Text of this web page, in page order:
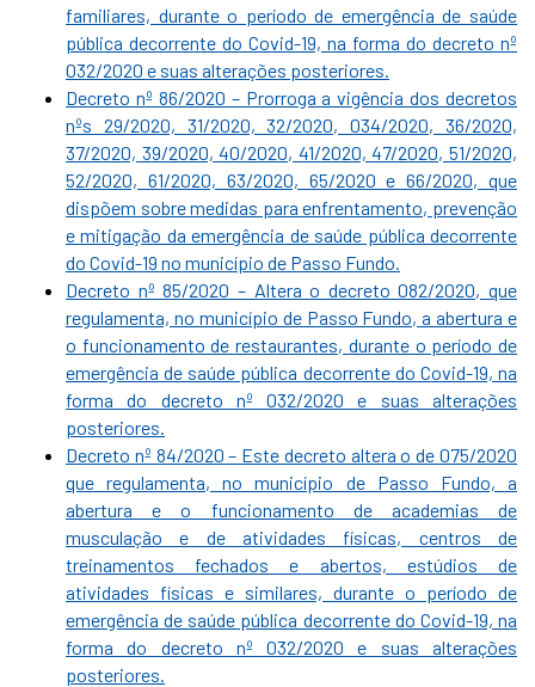
familiares, durante o período de emergência de saúde
pública decorrente do Covid-19, na forma do decreto nº
032/2020 e suas alterações posteriores.
Decreto nº 86/2020 – Prorroga a vigência dos decretos
nºs 29/2020, 31/2020, 32/2020, 034/2020, 36/2020,
37/2020, 39/2020, 40/2020, 41/2020, 47/2020, 51/2020,
52/2020, 61/2020, 63/2020, 65/2020 e 66/2020, que
dispõem sobre medidas para enfrentamento, prevenção
e mitigação da emergência de saúde pública decorrente
do Covid-19 no município de Passo Fundo.
Decreto nº 85/2020 – Altera o decreto 082/2020, que
regulamenta, no município de Passo Fundo, a abertura e
o funcionamento de restaurantes, durante o período de
emergência de saúde pública decorrente do Covid-19, na
forma do decreto nº 032/2020 e suas alterações
posteriores.
Decreto nº 84/2020 – Este decreto altera o de 075/2020
que regulamenta, no município de Passo Fundo, a
abertura e o funcionamento de academias de
musculação e de atividades físicas, centros de
treinamentos fechados e abertos, estúdios de
atividades físicas e similares, durante o período de
emergência de saúde pública decorrente do Covid-19, na
forma do decreto nº 032/2020 e suas alterações
posteriores.